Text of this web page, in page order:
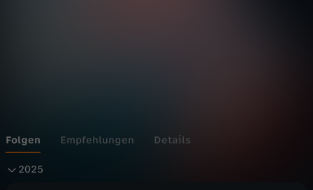
Folgen Empfehlungen Details
2025
2